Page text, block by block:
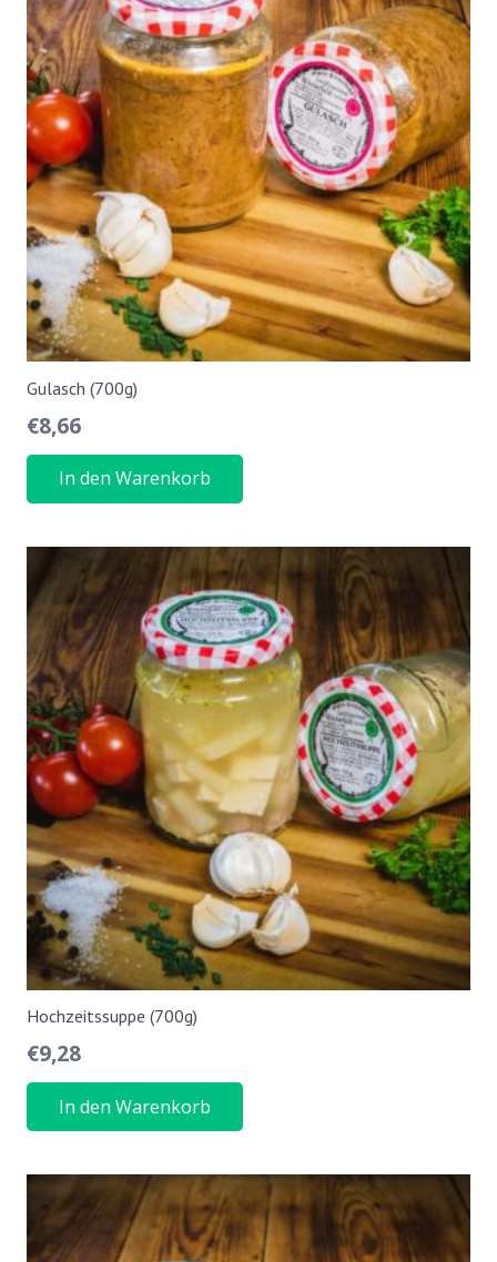
Gulasch (700g)
€8,66
In den Warenkorb
Hochzeitssuppe (700g)
€9,28
In den Warenkorb